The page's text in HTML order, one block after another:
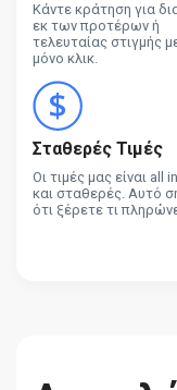
Κάντε κράτηση για
εκ των προτέρων ή
τελευταίας στιγμής
μόνο κλικ.
Σταθερές Τιμές
Οι τιμές μας είναι all
και σταθερές. Αυτό
ότι ξέρετε τι